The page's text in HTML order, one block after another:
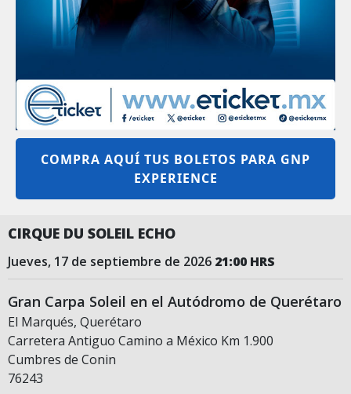
COMPRA AQUÍ TUS BOLETOS PARA GNP
EXPERIENCE
CIRQUE DU SOLEIL ECHO
jueves, 17 de septiembre de 2026 21:00 HRS
Gran Carpa Soleil en el Autódromo de Querétaro
El Marqués, Querétaro
Carretera Antiguo Camino a México Km 1.900
Cumbres de Conin
76243